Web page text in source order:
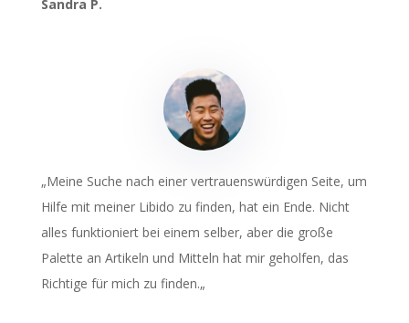
Sandra P.
„Meine Suche nach einer vertrauenswürdigen Seite, um
Hilfe mit meiner Libido zu finden, hat ein Ende. Nicht
alles funktioniert bei einem selber, aber die große
Palette an Artikeln und Mitteln hat mir geholfen, das
Richtige für mich zu finden.„